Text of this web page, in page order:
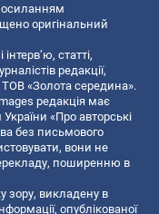
оригінальний
статті,
редакції,
«Золота середина».
редакція має
«Про авторські
без письмового
вони не
поширенню в
зору, викладену в
опублікованої